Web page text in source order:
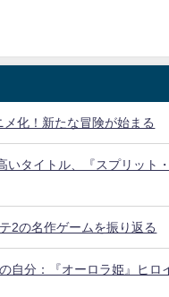
メ化！新たな冒険が始まる
いタイトル、『スプリット
2の名作ゲームを振り返る
自分：『オーロラ姫』ヒロ